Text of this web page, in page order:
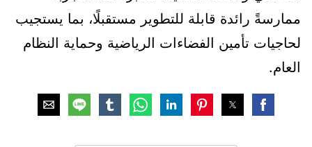
ممارسةً رائدة قابلة للتطوير مستقبلًا، بما يستجيب
لحاجيات تأمين الفضاءات الرياضية وحماية النظام
العام.